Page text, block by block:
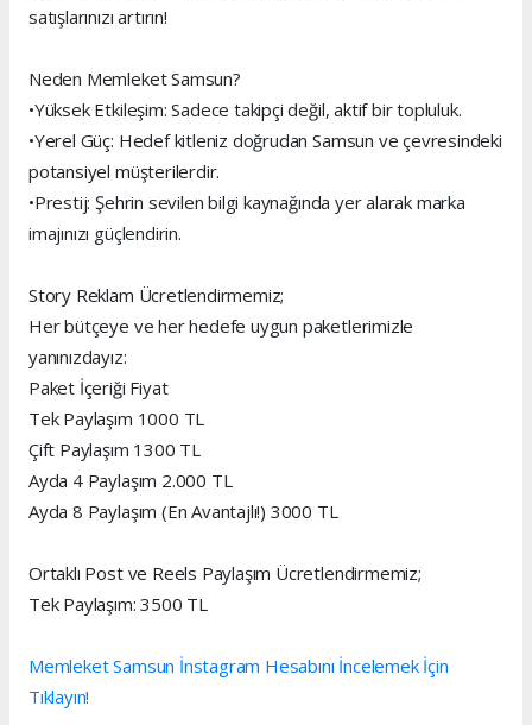
satışlarınızı artırın!
Neden Memleket Samsun?
•Yüksek Etkileşim: Sadece takipçi değil, aktif bir topluluk.
•Yerel Güç: Hedef kitleniz doğrudan Samsun ve çevresindeki
potansiyel müşterilerdir.
•Prestij: Şehrin sevilen bilgi kaynağında yer alarak marka
imajınızı güçlendirin.
Story Reklam Ücretlendirmemiz;
Her bütçeye ve her hedefe uygun paketlerimizle
yanınızdayız:
Paket İçeriği Fiyat
Tek Paylaşım 1000 TL
Çift Paylaşım 1300 TL
Ayda 4 Paylaşım 2.000 TL
Ayda 8 Paylaşım (En Avantajlı!) 3000 TL
Ortaklı Post ve Reels Paylaşım Ücretlendirmemiz;
Tek Paylaşım: 3500 TL
Memleket Samsun İnstagram Hesabını İncelemek İçin
Tıklayın!